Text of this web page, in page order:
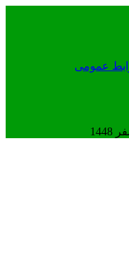
عمومی